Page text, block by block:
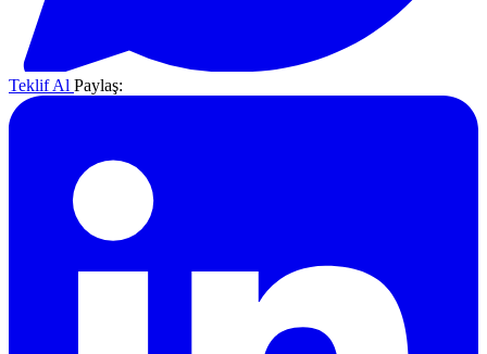
Teklif Al Paylaş: